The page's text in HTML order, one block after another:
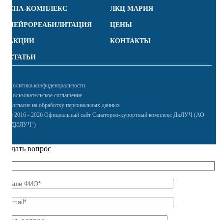
СПА-КОМПЛЕКС ЛКЦ МАРИЯ
НЕЙРОРЕАБИЛИТАЦИЯ ЦЕНЫ
АКЦИИ КОНТАКТЫ
СТАТЬИ
Политика конфиденциальности
Пользовательское соглашение
Согласие на обработку персональных данных
© 2016 - 2026 Официальный сайт Санаторно-курортный комплекс ДиЛУЧ (АО
"ДИЛУЧ")
Задать вопрос